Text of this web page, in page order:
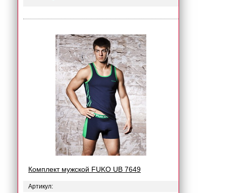
Комплект мужской FUKO UB 7649
Артикул: